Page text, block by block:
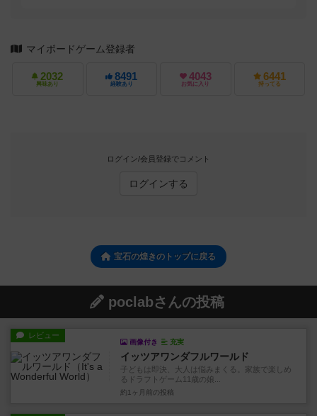
マイボードゲーム登録者
2032
興味あり
8491
経験あり
4043
お気に入り
6441
持ってる
ログイン/会員登録でコメント
ログインする
宝石の煌きのトップに戻る
poclabさんの投稿
レビュー
画像付き 充実
イッツアワンダフルワールド
子どもは即決、大人は悩みまくる。家族で楽しめ
るドラフトゲーム11歳の娘...
約1ヶ月前 の投稿